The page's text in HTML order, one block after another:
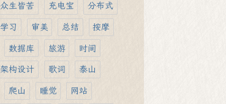
众生皆苦 充电宝 分布式
学习 审美 总结 按摩
数据库 旅游 时间
架构设计 歌词 泰山
爬山 睡觉 网站